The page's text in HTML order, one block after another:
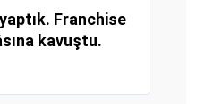
Franchise
kavuştu.